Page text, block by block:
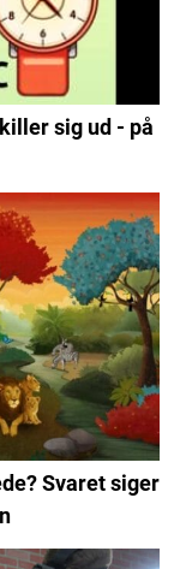
sig ud - på
Svaret siger